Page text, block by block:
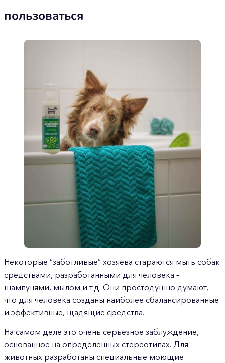
пользоваться
Некоторые “заботливые” хозяева стараются мыть собак
средствами, разработанными для человека –
шампунями, мылом и т.д. Они простодушно думают,
что для человека созданы наиболее сбалансированные
и эффективные, щадящие средства.
На самом деле это очень серьезное заблуждение,
основанное на определенных стереотипах. Для
животных разработаны специальные моющие